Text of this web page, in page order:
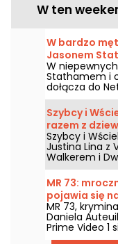
W ten
W bardzo
Jasonem
HBO Max
W
Stathamem i
dołącza do
Szybcy i
razem z
serii
Szybcy i
Justina Lina z
Walkerem i
Prime Video 1
kilkoma
MR 73:
pojawia się
MR 73,
Daniela
Prime Video 1